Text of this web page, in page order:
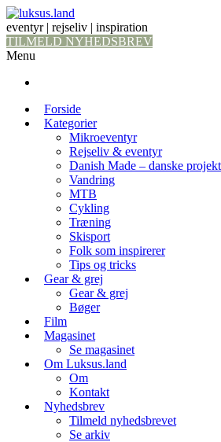
eventyr | rejseliv | inspiration
TILMELD NYHEDSBREV
Menu
Forside
Kategorier
Mikroeventyr
Rejseliv & eventyr
Danish Made – danske
Vandring
MTB
Cykling
Træning
Skisport
Folk som inspirerer
Tips og tricks
Gear & grej
Gear & grej
Bøger
Film
Magasinet
Se magasinet
Om Luksus.land
Om
Kontakt
Nyhedsbrev
Tilmeld nyhedsbrevet
Se arkiv